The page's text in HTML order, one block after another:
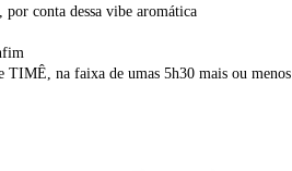
conta dessa vibe aromática
TIMÊ, na faixa de umas 5h30 mais ou menos